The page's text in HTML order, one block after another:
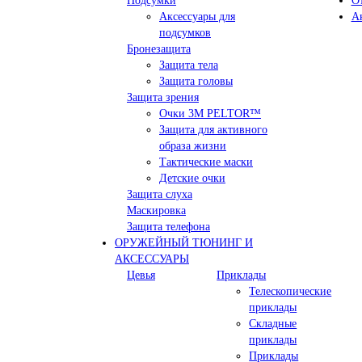
Аксессуары для
подсумков
Бронезащита
Защита тела
Защита головы
Защита зрения
Очки 3М PELTOR™
Защита для активного
образа жизни
Тактические маски
Детские очки
Защита слуха
Маскировка
Защита телефона
ОРУЖЕЙНЫЙ ТЮНИНГ И
АКСЕССУАРЫ
Цевья
Приклады
Телескопические
приклады
Складные
приклады
Приклады